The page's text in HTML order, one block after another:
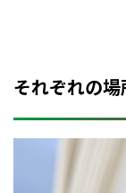
それぞれの